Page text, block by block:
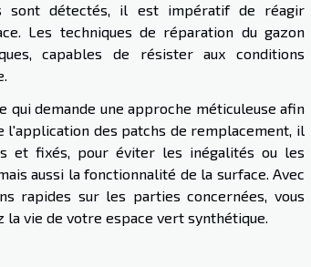
sont détectés, il est impératif de réagir
Les techniques de réparation du gazon
capables de résister aux conditions
qui demande une approche méticuleuse afin
des patchs de remplacement, il
et fixés, pour éviter les inégalités ou les
aussi la fonctionnalité de la surface. Avec
rapides sur les parties concernées, vous
vie de votre espace vert synthétique.